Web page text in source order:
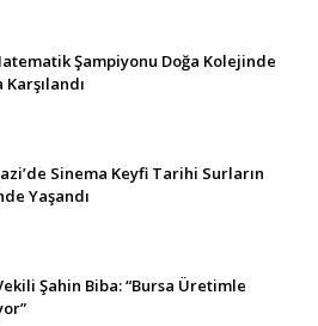
Şampiyonu Doğa Kolejinde
Karşılandı
Sinema Keyfi Tarihi Surların
Yaşandı
Şahin Biba: “Bursa Üretimle